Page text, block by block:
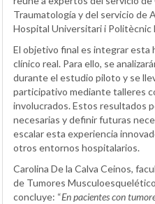
Traumatología y del servicio de
Hospital Universitari i Politècnic
El objetivo final es integrar
clínico real. Para ello, se
durante el estudio piloto y se
participativo mediante talleres
involucrados. Estos resultados
necesarias y definir futuras
escalar esta experiencia
otros entornos hospitalarios.
Carolina De la Calva Ceinos,
de Tumores
concluye: “En pacientes con